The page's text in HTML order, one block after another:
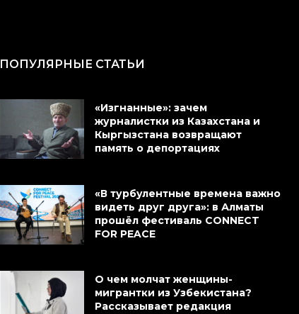
ПОПУЛЯРНЫЕ СТАТЬИ
«Изгнанные»: зачем
журналистки из Казахстана и
Кыргызстана возвращают
память о депортациях
«В турбулентные времена важно
видеть друг друга»: в Алматы
прошёл фестиваль CONNECT
FOR PEACE
О чем молчат женщины-
мигрантки из Узбекистана?
Рассказывает редакция